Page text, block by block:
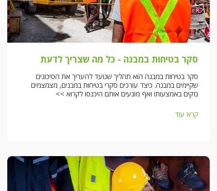
סקר בטיחות במבנה - כל מה שצריך לדעת
סקר בטיחות במבנה הוא תהליך שנועד להעריך את הסיכונים
שקיימים במבנה. כיצד עורכים סקרי בטיחות במבנים, מצמצמים
נזקים באמצעותו ואף מונעים אותם היכנסו לקרוא >>
קרא עוד